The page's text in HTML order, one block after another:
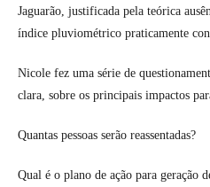
Jaguarão, justificada pela teórica
índice pluviométrico praticamente
Nicole fez uma série de
clara, sobre os principais impactos
Quantas pessoas serão reassentadas?
Qual é o plano de ação para geração